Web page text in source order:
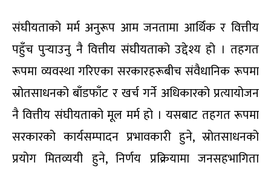
संघीयताको मर्म अनुरूप आम जनतामा आर्थिक र वित्तीय
पहुँच पुर्‍याउनु नै वित्तीय संघीयताको उद्देश्य हो । तहगत
रूपमा व्यवस्था गरिएका सरकारहरूबीच संवैधानिक रूपमा
स्रोतसाधनको बाँडफाँट र खर्च गर्ने अधिकारको प्रत्यायोजन
नै वित्तीय संघीयताको मूल मर्म हो । यसबाट तहगत रूपमा
सरकारको कार्यसम्पादन प्रभावकारी हुने, स्रोतसाधनको
प्रयोग मितव्ययी हुने, निर्णय प्रक्रियामा जनसहभागिता